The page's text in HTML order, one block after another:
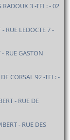
RADOUX 3 -TEL: - 02
RUE LEDOCTE 7 -
RUE GASTON
CORSAL 92 -TEL: -
- RUE DE
- RUE DES